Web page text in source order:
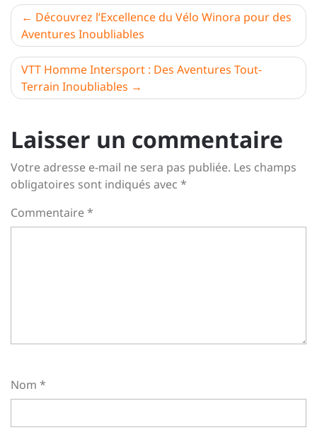
Navigation
de
l’article
Découvrez l’Excellence du Vélo Winora pour des
Aventures Inoubliables
VTT Homme Intersport : Des Aventures Tout-
Terrain Inoubliables
Laisser un commentaire
Votre adresse e-mail ne sera pas publiée. Les champs
obligatoires sont indiqués avec *
Commentaire*
Nom *